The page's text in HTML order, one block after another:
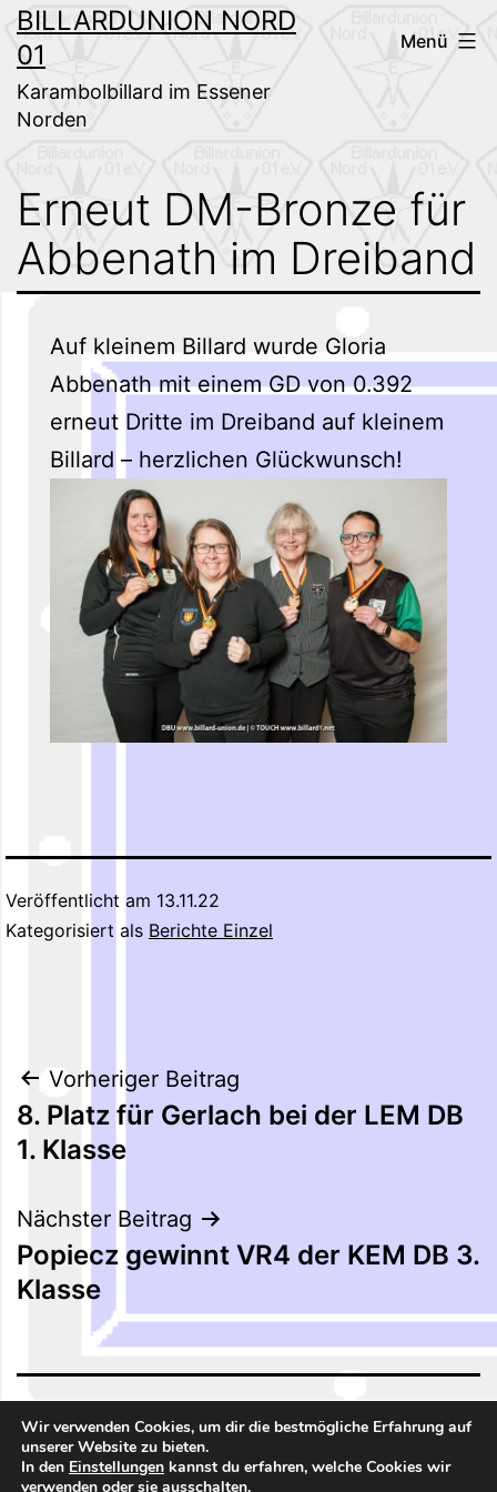
Zum
Inhalt
springen
BILLARDUNION NORD
01
Karambolbillard im Essener
Norden
Menü
Erneut DM-Bronze für
Abbenath im Dreiband
Auf kleinem Billard wurde Gloria
Abbenath mit einem GD von 0.392
erneut Dritte im Dreiband auf kleinem
Billard – herzlichen Glückwunsch!
Veröffentlicht am 13.11.22
Kategorisiert als Berichte Einzel
Beitragsnavigation
Vorheriger Beitrag
8. Platz für Gerlach bei der LEM DB
1. Klasse
Nächster Beitrag
Popiecz gewinnt VR4 der KEM DB 3.
Klasse
BILLARDUNION NORD 01
Stolz präsentiert vonWordPress.
Wir verwenden Cookies, um dir die bestmögliche Erfahrung auf
unserer Website zu bieten.
In den Einstellungen kannst du erfahren, welche Cookies wir
verwenden oder sie ausschalten.